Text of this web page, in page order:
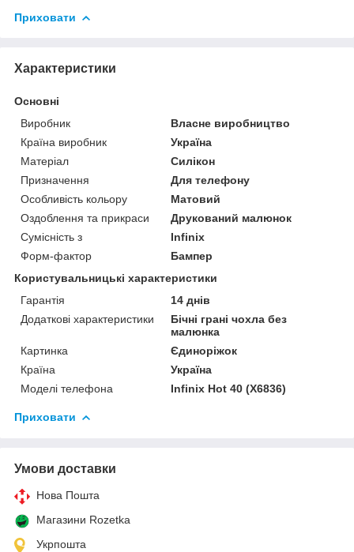
Приховати
Характеристики
Основні
Виробник
Власне виробництво
Країна виробник
Україна
Матеріал
Силікон
Призначення
Для телефону
Особливість кольору
Матовий
Оздоблення та прикраси
Друкований малюнок
Сумісність з
Infinix
Форм-фактор
Бампер
Користувальницькі характеристики
Гарантія
14 днів
Додаткові характеристики
Бічні грані чохла без
малюнка
Картинка
Єдиноріжок
Країна
Україна
Моделі телефона
Infinix Hot 40 (X6836)
Приховати
Умови доставки
Нова Пошта
Магазини Rozetka
Укрпошта